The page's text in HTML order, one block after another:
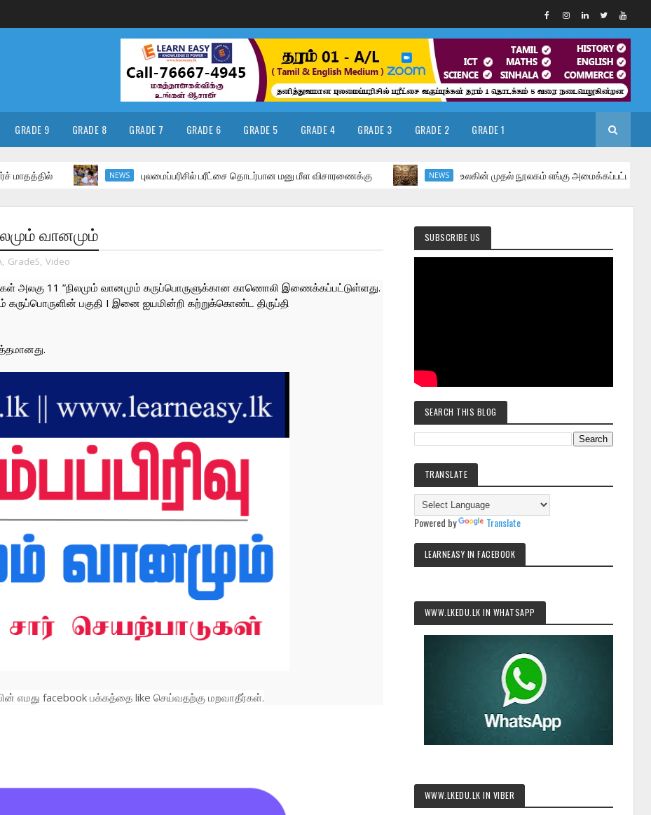
GRADE 9 GRADE 8 GRADE 7 GRADE 6 GRADE 5 GRADE 4 GRADE 3 GRADE 2 GRADE 1
NEWS புலமைப்பரிசில் பரீட்சை தொடர்பான மனு மீள விசாரணைக்கு NEWS உலகின் முதல் நூலகம் எங்கு அமைக்கப்பட்டது என
வானமும்
, Grade5, Video
அலகு 11 ”நிலமும் வானமும் கருப்பொருளுக்கான காணொலி இணைக்கப்பட்டுள்ளது.
பகுதி I இனை ஐயமின்றி கற்றுக்கொண்ட திருப்தி
எமது facebook பக்கத்தை like செய்வதற்கு மறவாதீர்கள்.
SUBSCRIBE US
SEARCH THIS BLOG
TRANSLATE
Powered by Translate
LEARNEASY IN FACEBOOK
WWW.LKEDU.LK IN WHATSAPP
WWW.LKEDU.LK IN VIBER